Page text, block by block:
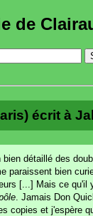
de
écrit à
détaillé des
paraissent bien
[...] Mais ce
. Jamais Don
copies et j'espère